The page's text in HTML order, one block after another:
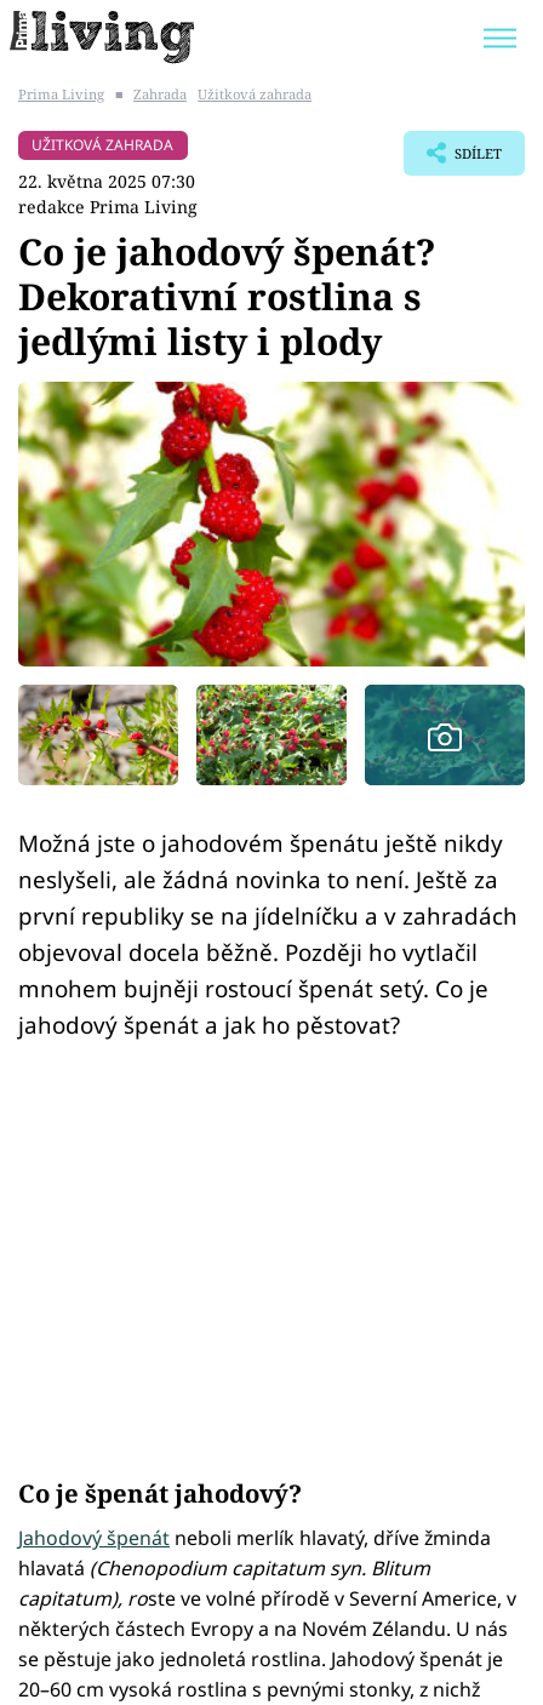
BYDLENÍ SLAVNÝCH
Témata
Bydlení
Zahrada
Design
Sledujte prima+
Přihlášení
Sledujte nás
Prima Living ■ Zahrada Užitková zahrada
UŽITKOVÁ ZAHRADA
22. května 2025 07:30
redakce Prima Living
SDÍLET
Co je jahodový špenát?
Dekorativní rostlina s
jedlými listy i plody
Možná jste o jahodovém špenátu ještě nikdy
neslyšeli, ale žádná novinka to není. Ještě za
první republiky se na jídelníčku a v zahradách
objevoval docela běžně. Později ho vytlačil
mnohem bujněji rostoucí špenát setý. Co je
jahodový špenát a jak ho pěstovat?
Co je špenát jahodový?
Jahodový špenát neboli merlík hlavatý, dříve žminda
hlavatá (Chenopodium capitatum syn. Blitum
capitatum), roste ve volné přírodě v Severní Americe, v
některých částech Evropy a na Novém Zélandu. U nás
se pěstuje jako jednoletá rostlina. Jahodový špenát je
20–60 cm vysoká rostlina s pevnými stonky, z nichž